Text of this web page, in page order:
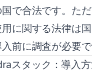
で合法です。た
に関する法律は
前に調査が必要で
スタック：導入